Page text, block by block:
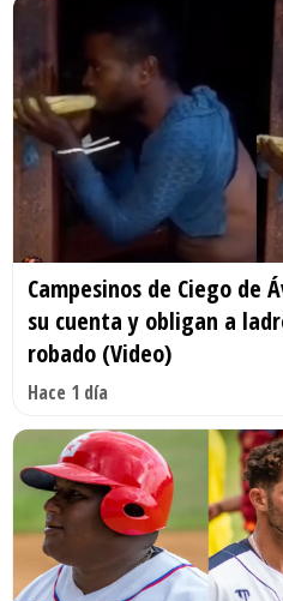
Campesinos de Ciego de
su cuenta y obligan a
robado (Video)
Hace 1 día